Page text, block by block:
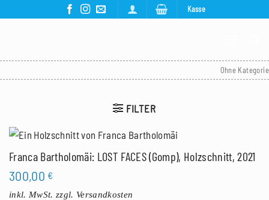
Kasse
Ohne Kategorie
FILTER
Franca Bartholomäi: LOST FACES (Gomp), Holzschnitt, 2021
300,00 €
inkl. MwSt. zzgl. Versandkosten